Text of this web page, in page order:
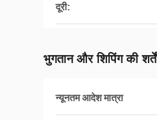
दूरी:
भुगतान और शिपिंग की शर्तें
न्यूनतम आदेश मात्रा